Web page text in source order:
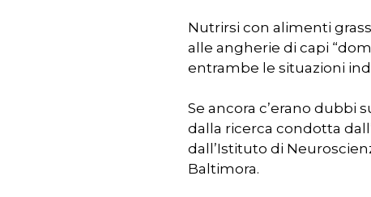
Premere INVIO per cercare o ESC per
Nutrirsi con alimenti
alle angherie di capi
entrambe le situazioni
Se ancora c’erano dubbi
dalla ricerca condotta
dall’Istituto di
Baltimora.